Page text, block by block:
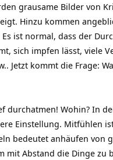
grausame Bilder von
Hinzu kommen
Es ist normal, dass der
sich impfen lässt, viele
Jetzt kommt die Frage:
durchatmen! Wohin? In
Einstellung. Mitfühlen
bedeutet anhäufen von
mit Abstand die Dinge zu